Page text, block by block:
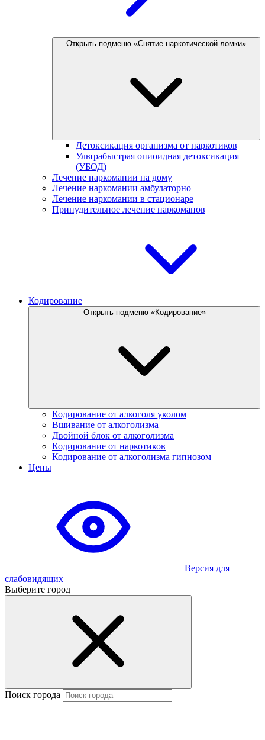
Открыть подменю «Снятие наркотической ломки»
Детоксикация организма от наркотиков
Ультрабыстрая опиоидная детоксикация
(УБОД)
Лечение наркомании на дому
Лечение наркомании амбулаторно
Лечение наркомании в стационаре
Принудительное лечение наркоманов
Кодирование
Открыть подменю «Кодирование»
Кодирование от алкоголя уколом
Вшивание от алкоголизма
Двойной блок от алкоголизма
Кодирование от наркотиков
Кодирование от алкоголизма гипнозом
Цены
Версия для
слабовидящих
Выберите город
Поиск города